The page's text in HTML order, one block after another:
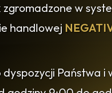
zgromadzone w
handlowej
Państwa